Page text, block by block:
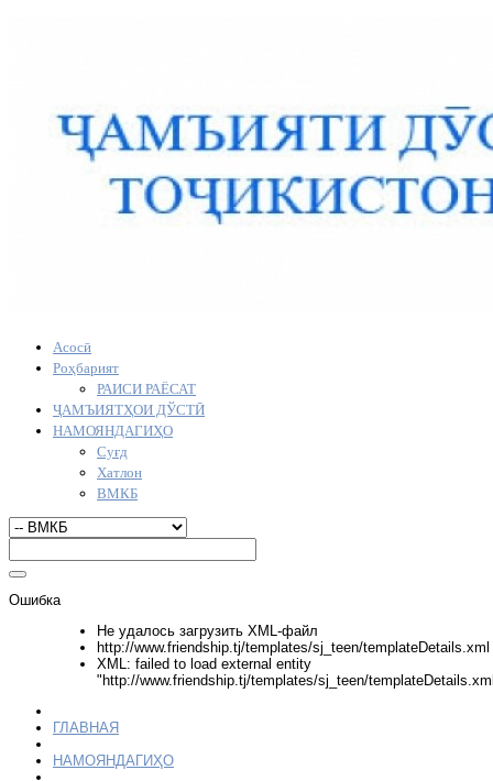
Асосӣ
Роҳбарият
РАИСИ РАЁСАТ
ҶАМЪИЯТҲОИ ДЎСТӢ
НАМОЯНДАГИҲО
Суғд
Хатлон
ВМКБ
Ошибка
Не удалось загрузить XML-файл
http://www.friendship.tj/templates/sj_teen/templateDetails.xml
XML: failed to load external entity
"http://www.friendship.tj/templates/sj_teen/
ГЛАВНАЯ
НАМОЯНДАГИҲО